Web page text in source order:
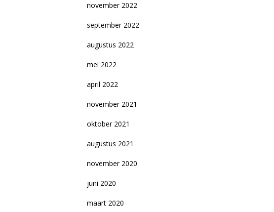
november 2022
september 2022
augustus 2022
mei 2022
april 2022
november 2021
oktober 2021
augustus 2021
november 2020
juni 2020
maart 2020